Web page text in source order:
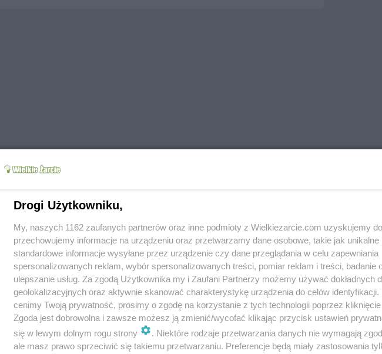
narodów Kuchnia amerykańska
Sałatki i surówki
majonez sałatka winogrona
Zobacz wszystkie komentarze (
Drogi Użytkowniku,
My, naszych 1162 zaufanych partnerów oraz inne podmioty z Wielkiezarcie.com uzyskujemy
przechowujemy informacje na urządzeniu oraz przetwarzamy dane osobowe, takie jak unikalne
standardowe informacje wysyłane przez urządzenie czy dane przeglądania w celu zapewniania
spersonalizowanych reklam, wybór spersonalizowanych treści, pomiar reklam i treści, badanie
ulepszanie usług. Za zgodą Użytkownika my i Zaufani Partnerzy możemy używać dokładnych
geolokalizacyjnych oraz aktywnie skanować charakterystykę urządzenia do celów identyfikacji.
cenimy Twoją prywatność, prosimy o zgodę na korzystanie z tych technologii poprzez kliknięcie
Zgoda jest dobrowolna i zawsze możesz ją zmienić/wycofać klikając przycisk ustawień
się w lewym dolnym rogu strony
. Niektóre rodzaje przetwarzania danych nie wymagają
ale masz prawo sprzeciwić się takiemu przetwarzaniu. Preferencje będą miały zastosowania